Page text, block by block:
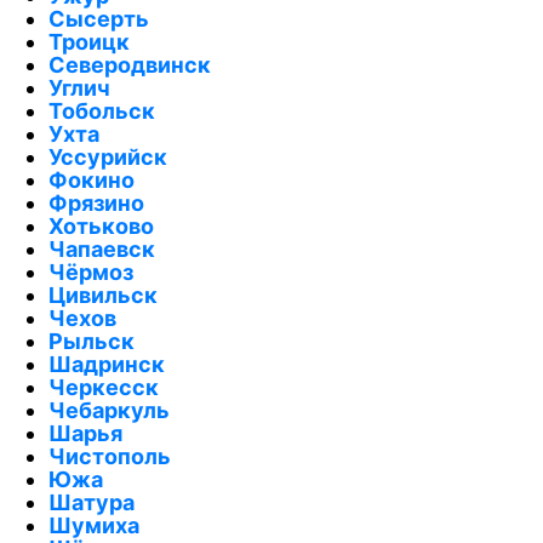
Сысерть
Троицк
Северодвинск
Углич
Тобольск
Ухта
Уссурийск
Фокино
Фрязино
Хотьково
Чапаевск
Чёрмоз
Цивильск
Чехов
Рыльск
Шадринск
Черкесск
Чебаркуль
Шарья
Чистополь
Южа
Шатура
Шумиха